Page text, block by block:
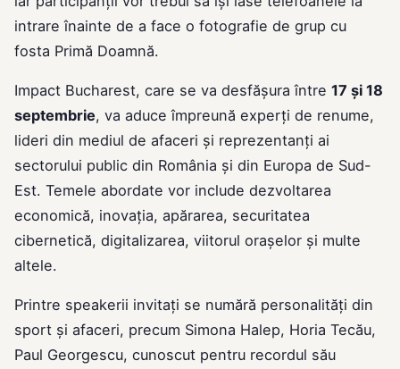
intrare înainte de a face o fotografie de grup cu
fosta Primă Doamnă.
Impact Bucharest, care se va desfășura între 17 și 18
septembrie, va aduce împreună experți de renume,
lideri din mediul de afaceri și reprezentanți ai
sectorului public din România și din Europa de Sud-
Est. Temele abordate vor include dezvoltarea
economică, inovația, apărarea, securitatea
cibernetică, digitalizarea, viitorul orașelor și multe
altele.
Printre speakerii invitați se numără personalități din
sport și afaceri, precum Simona Halep, Horia Tecău,
Paul Georgescu, cunoscut pentru recordul său